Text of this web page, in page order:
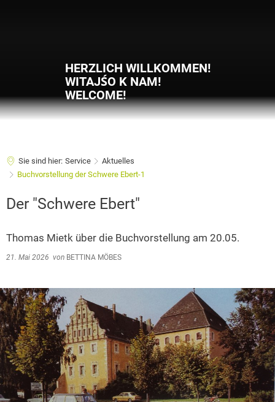
HERZLICH WILLKOMMEN!
WITAJŚO K NAM!
WELCOME!
Sie sind hier: Service
Aktuelles
Buchvorstellung der Schwere Ebert-1
Der "Schwere Ebert"
Thomas Mietk über die Buchvorstellung am 20.05.
21. Mai 2026 von BETTINA MÖBES